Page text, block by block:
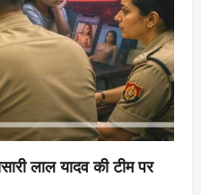
लाल यादव की टीम पर